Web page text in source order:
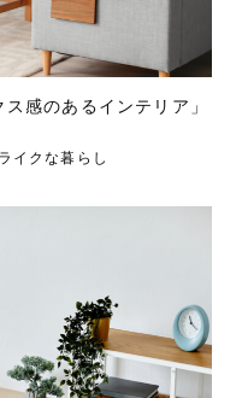
感のあるインテリア」
イクな暮らし